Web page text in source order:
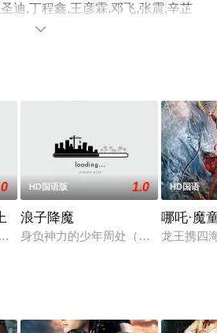
迪,丁程鑫,王彦霖,邓飞,张震,辛芷
彩演绎的大陆电影，手机免费观看
视猫或剧情网等平台了解。

为犯罪汪洋，政府启动最高法，建高
HD国语版 1.0
浪子降魔
身负神力的少年周处（何与 饰）顽
HD国语
哪吒·魔
龙王携四